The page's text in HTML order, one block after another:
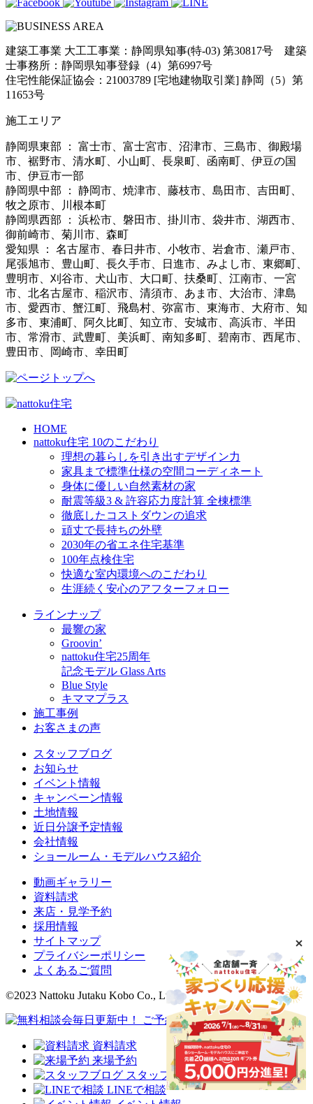
建築工事業 大工工事業：静岡県知事(特-03) 第30817号 建築
士事務所：静岡県知事登録（4）第6997号
住宅性能保証協会：21003789 [宅地建物取引業] 静岡（5）第
11653号
施工エリア
静岡県東部 ： 富士市、富士宮市、沼津市、三島市、御殿場
市、裾野市、清水町、小山町、長泉町、函南町、伊豆の国
市、伊豆市一部
静岡県中部 ： 静岡市、焼津市、藤枝市、島田市、吉田町、
牧之原市、川根本町
静岡県西部 ： 浜松市、磐田市、掛川市、袋井市、湖西市、
御前崎市、菊川市、森町
愛知県 ： 名古屋市、春日井市、小牧市、岩倉市、瀬戸市、
尾張旭市、豊山町、長久手市、日進市、みよし市、東郷町、
豊明市、刈谷市、犬山市、大口町、扶桑町、江南市、一宮
市、北名古屋市、稲沢市、清須市、あま市、大治市、津島
市、愛西市、蟹江町、飛島村、弥富市、東海市、大府市、知
多市、東浦町、阿久比町、知立市、安城市、高浜市、半田
市、常滑市、武豊町、美浜町、南知多町、碧南市、西尾市、
豊田市、岡崎市、幸田町
HOME
nattoku住宅 10のこだわり
理想の暮らしを引き出すデザイン力
家具まで標準仕様の空間コーディネート
身体に優しい自然素材の家
耐震等級3 & 許容応力度計算 全棟標準
徹底したコストダウンの追求
頑丈で長持ちの外壁
2030年の省エネ住宅基準
100年点検住宅
快適な室内環境へのこだわり
生涯続く安心のアフターフォロー
ラインナップ
最響の家
Groovin’
nattoku住宅25周年
記念モデル Glass Arts
Blue Style
キママプラス
施工事例
お客さまの声
スタッフブログ
お知らせ
イベント情報
キャンペーン情報
土地情報
近日分譲予定情報
会社情報
ショールーム・モデルハウス紹介
動画ギャラリー
資料請求
来店・見学予約
採用情報
サイトマップ
プライバシーポリシー
よくあるご質問
©2023 Nattoku Jutaku Kobo Co., Ltd.
資料請求
来場予約
スタッフブログ
LINEで相談